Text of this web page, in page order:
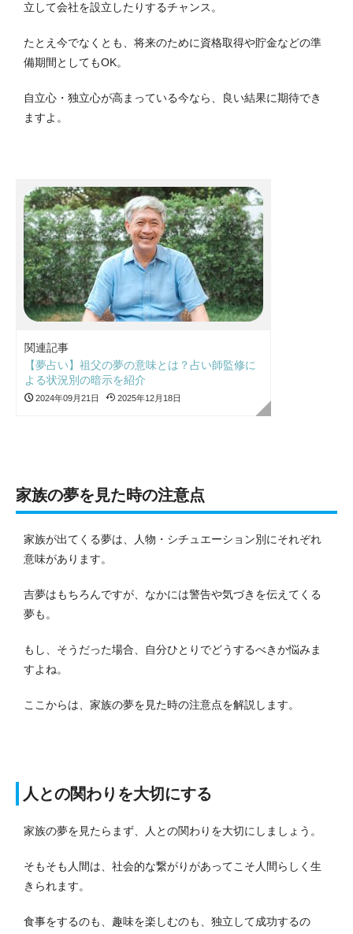
立して会社を設立したりするチャンス。
たとえ今でなくとも、将来のために資格取得や貯金などの準
備期間としてもOK。
自立心・独立心が高まっている今なら、良い結果に期待でき
ますよ。
関連記事
【夢占い】祖父の夢の意味とは？占い師監修に
よる状況別の暗示を紹介
2024年09月21日 2025年12月18日
家族の夢を見た時の注意点
家族が出てくる夢は、人物・シチュエーション別にそれぞれ
意味があります。
吉夢はもちろんですが、なかには警告や気づきを伝えてくる
夢も。
もし、そうだった場合、自分ひとりでどうするべきか悩みま
すよね。
ここからは、家族の夢を見た時の注意点を解説します。
人との関わりを大切にする
家族の夢を見たらまず、人との関わりを大切にしましょう。
そもそも人間は、社会的な繋がりがあってこそ人間らしく生
きられます。
食事をするのも、趣味を楽しむのも、独立して成功するの